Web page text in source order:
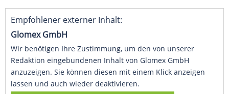
Empfohlener externer Inhalt:
Glomex GmbH
Wir benötigen Ihre Zustimmung, um den von unserer
Redaktion eingebundenen Inhalt von Glomex GmbH
anzuzeigen. Sie können diesen mit einem Klick anzeigen
lassen und auch wieder deaktivieren.